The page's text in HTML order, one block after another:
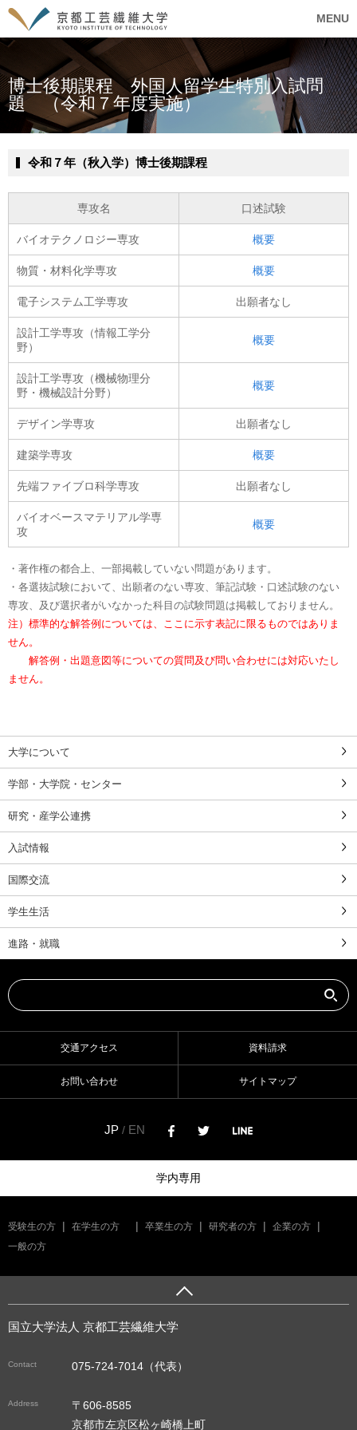
MENU
博士後期課程 外国人留学生特別入試問
題 （令和７年度実施）
令和７年（秋入学）博士後期課程
専攻名 口述試験
バイオテクノロジー専攻 概要
物質・材料化学専攻 概要
電子システム工学専攻 出願者なし
設計工学専攻（情報工学分
野）
概要
設計工学専攻（機械物理分
野・機械設計分野）
概要
デザイン学専攻 出願者なし
建築学専攻 概要
先端ファイブロ科学専攻 出願者なし
バイオベースマテリアル学専
攻
概要
・著作権の都合上、一部掲載していない問題があります。
・各選抜試験において、出願者のない専攻、筆記試験・口述試験のない
専攻、及び選択者がいなかった科目の試験問題は掲載しておりません。
注）標準的な解答例については、ここに示す表記に限るものではありま
せん。
解答例・出題意図等についての質問及び問い合わせには対応いたし
ません。
大学について
学部・大学院・センター
研究・産学公連携
入試情報
国際交流
学生生活
進路・就職
交通アクセス 資料請求
お問い合わせ サイトマップ
JP / EN
学内専用
受験生の方 在学生の方 卒業生の方 研究者の方
企業の方
一般の方
国立大学法人 京都工芸繊維大学
Contact 075-724-7014（代表）
Address
〒606-8585
京都市左京区松ヶ崎橋上町